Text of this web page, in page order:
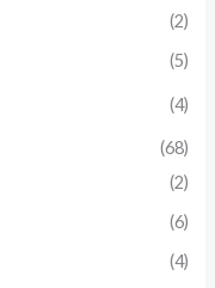
(2)
(5)
(4)
(68)
(2)
(6)
(4)